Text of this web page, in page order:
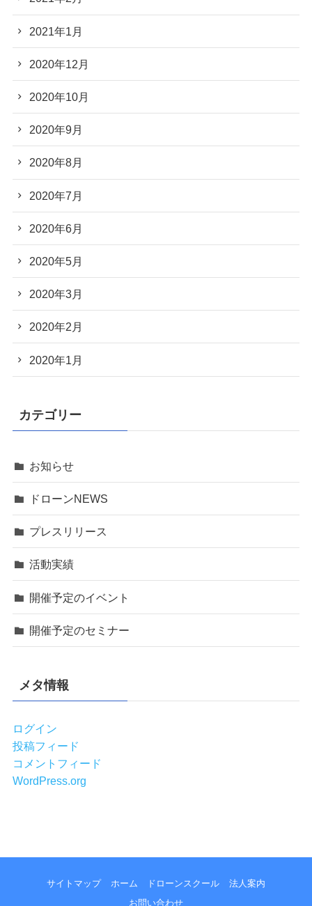
2021年1月
2020年12月
2020年10月
2020年9月
2020年8月
2020年7月
2020年6月
2020年5月
2020年3月
2020年2月
2020年1月
カテゴリー
お知らせ
ドローンNEWS
プレスリリース
活動実績
開催予定のイベント
開催予定のセミナー
メタ情報
ログイン
投稿フィード
コメントフィード
WordPress.org
サイトマップ ホーム ドローンスクール
法人案内
お問い合わせ